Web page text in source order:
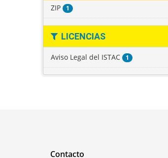
ZIP 1
LICENCIAS
Aviso Legal del ISTAC 1
Contacto